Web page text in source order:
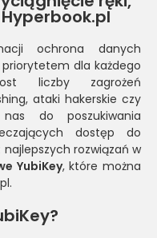
ochrona danych
dla każdego
liczby zagrożeń
ataki hakerskie czy
nas do poszukiwania
dostęp do
rozwiązań w
YubiKey, które można
.